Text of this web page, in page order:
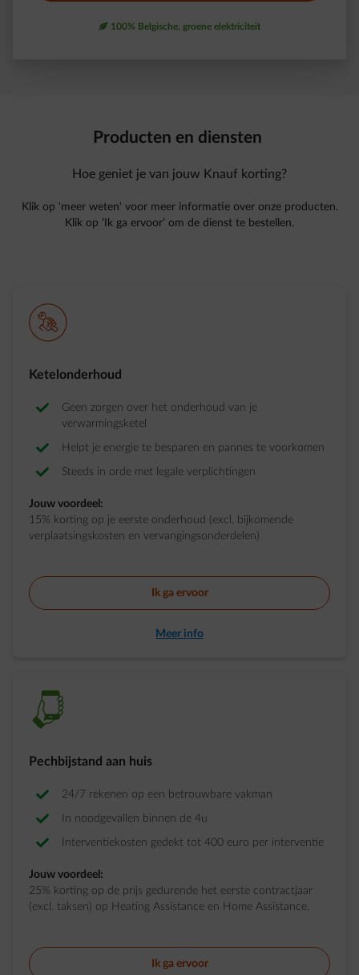
leaf 100% Belgische, groene elektriciteit
Producten en diensten
Hoe geniet je van jouw Knauf korting?
Klik op 'meer weten' voor meer informatie over onze producten.
Klik op ‘Ik ga ervoor’ om de dienst te bestellen.
bold-homeassistance
Ketelonderhoud
Geen zorgen over het onderhoud van je
verwarmingsketel
Helpt je energie te besparen en pannes te voorkomen
Steeds in orde met legale verplichtingen
Jouw voordeel:
15% korting op je eerste onderhoud (excl. bijkomende
verplaatsingskosten en vervangingsonderdelen)
Ik ga ervoor
Meer info
smartphone-2
Pechbijstand aan huis
24/7 rekenen op een betrouwbare vakman
In noodgevallen binnen de 4u
Interventiekosten gedekt tot 400 euro per interventie
Jouw voordeel:
25% korting op de prijs gedurende het eerste contractjaar
(excl. taksen) op Heating Assistance en Home Assistance.
Ik ga ervoor